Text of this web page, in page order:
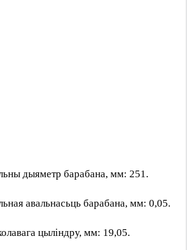
дыяметр барабана, мм: 251.
авальнасьць барабана, мм: 0,05.
цыліндру, мм: 19,05.